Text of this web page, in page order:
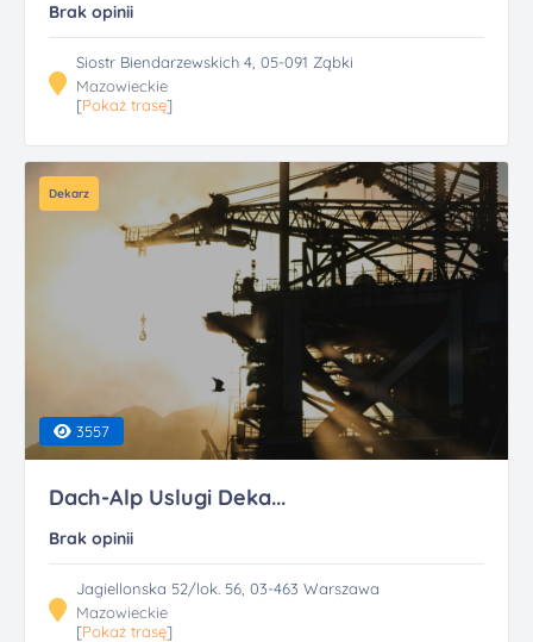
Brak opinii
Siostr Biendarzewskich 4, 05-091 Ząbki
Mazowieckie
[Pokaż trasę]
Dekarz
3557
Dach-Alp Uslugi Deka...
Brak opinii
Jagiellonska 52/lok. 56, 03-463 Warszawa
Mazowieckie
[Pokaż trasę]